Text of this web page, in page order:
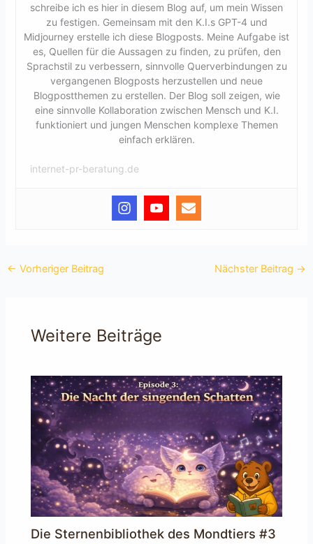
schreibe ich es hier in diesem Blog auf, um mein Wissen
zu festigen. Gemeinsam mit den K.I.s GPT-4 und
Midjourney erstelle ich diese Blogposts. Meine Aufgabe ist
es, Quellen für die Aussagen zu finden, zu prüfen, den
Sprachstil zu verbessern, sinnvolle Querverbindungen zu
vergangenen Blogposts herzustellen und neue
Blogpostthemen zu erstellen. Der Blog soll zeigen, wie
eine sinnvolle Kollaboration zwischen Mensch und K.I.
funktioniert und jungen Menschen komplexe Themen
einfach erklären.
internet-pr-beratung.de
← Vorheriger Beitrag Nächster Beitrag →
Weitere Beiträge
Die Sternenbibliothek des Mondtiers #3